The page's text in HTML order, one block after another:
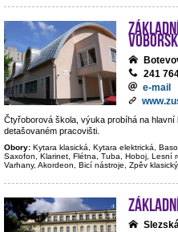
241
e-mail
Čtyřoborová škola, výuka probíhá na
detašovaném pracovišti.
Obory: Kytara klasická, Kytara elektrická,
Saxofon, Klarinet, Flétna, Tuba, Hoboj, Lesní
Varhany, Akordeon, Bicí nástroje, Zpěv klasický